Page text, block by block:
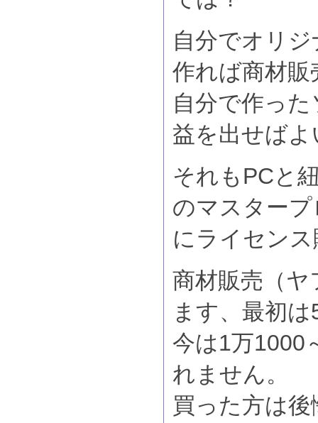
自分でオリ
作れば商材販
自分で作っ
益を出せば
それもPCと
のマスター
にライセン
商材販売（
ます、最初
今は1万1000
れません。
買った方は